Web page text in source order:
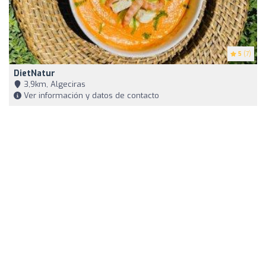
5 (7)
DietNatur
3,9km, Algeciras
Ver información y datos de contacto